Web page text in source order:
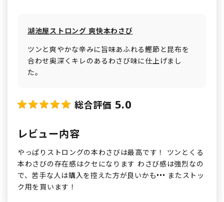
湖池屋ストロング 爽快本わさび
ツンと爽やかな辛みに旨味あふれる鰹節と昆布を
合わせ奥深くキレのあるわさび味に仕上げまし
た。
総合評価 5.0
レビュー内容
やっぱりストロングの本わさびは最高です！ ツンとくる
本わさびの存在感はクセになります わさび感は強烈なの
で、苦手な人は購入を控えた方が良いかも••• またストッ
ク用を買います！